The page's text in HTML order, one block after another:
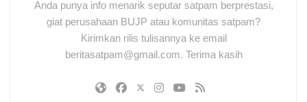
Anda punya info menarik seputar satpam berprestasi,
giat perusahaan BUJP atau komunitas satpam?
Kirimkan rilis tulisannya ke email
beritasatpam@gmail.com. Terima kasih